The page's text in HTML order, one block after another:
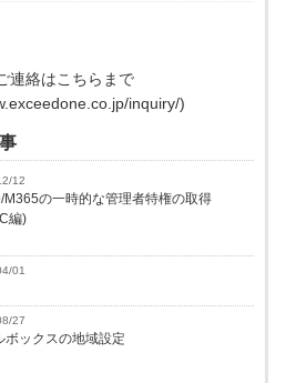
連絡はこちらまで
inquiry/)
12
M365の一時的な管理者特権の取得
編)
01
27
ボックスの地域設定